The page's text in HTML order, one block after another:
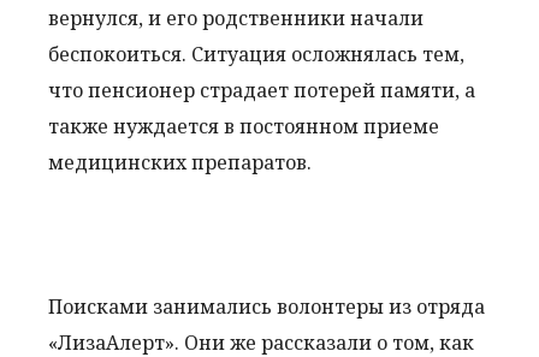
вернулся, и его родственники начали
беспокоиться. Ситуация осложнялась тем,
что пенсионер страдает потерей памяти, а
также нуждается в постоянном приеме
медицинских препаратов.
Поисками занимались волонтеры из отряда
«ЛизаАлерт». Они же рассказали о том, как